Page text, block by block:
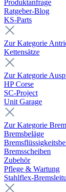
Produktanfrage
Ratgeber-Blog
KS-Parts
Zur Kategorie
Kettensätze
Zur Kategorie
HP Corse
SC-Project
Unit Garage
Zur Kategorie
Bremsbeläge
Bremsscheiben
Zubehör
Pflege & Wartung
Stahlflex-